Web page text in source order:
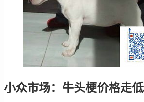
小众市场：牛头梗价格走低